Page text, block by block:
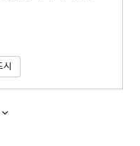
시